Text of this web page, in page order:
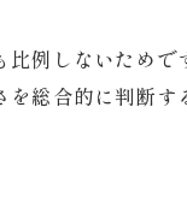
例しないためで
総合的に判断す